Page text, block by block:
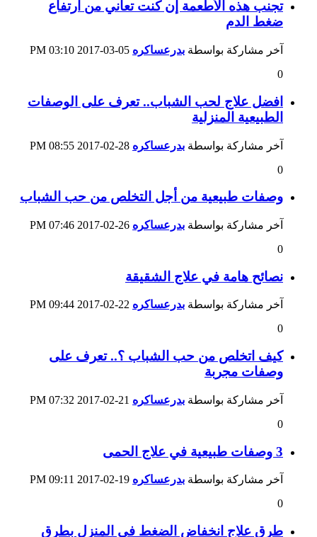
تجنب هذه الأطعمة إن كنت تعاني من ارتفاع
ضغط الدم
آخر مشاركة بواسطة بدرعساكره
03:10 PM
0
افضل علاج لحب الشباب.. تعرف على الوصفات
الطبيعية المنزلية
آخر مشاركة بواسطة بدرعساكره
08:55 PM
0
وصفات طبيعية من أجل التخلص من حب الشباب
آخر مشاركة بواسطة بدرعساكره
07:46 PM
0
نصائح هامة في علاج الشقيقة
آخر مشاركة بواسطة بدرعساكره
09:44 PM
0
كيف اتخلص من حب الشباب ؟.. تعرف على
وصفات مجربة
آخر مشاركة بواسطة بدرعساكره
07:32 PM
0
3 وصفات طبيعية في علاج الحمى
آخر مشاركة بواسطة بدرعساكره
09:11 PM
0
طرق علاج انخفاض الضغط في المنزل بطرق